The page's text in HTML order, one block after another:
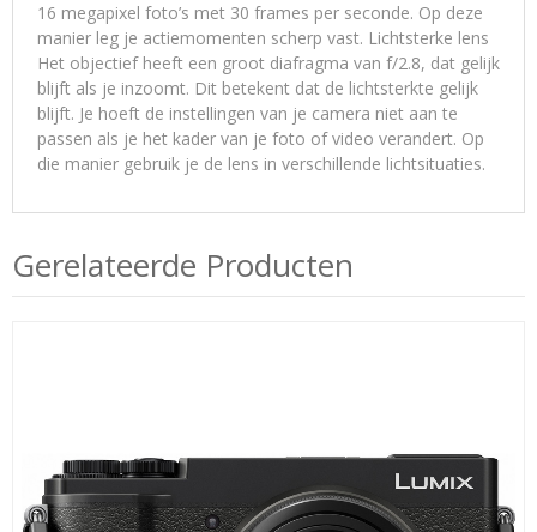
16 megapixel foto’s met 30 frames per seconde. Op deze
manier leg je actiemomenten scherp vast. Lichtsterke lens
Het objectief heeft een groot diafragma van f/2.8, dat gelijk
blijft als je inzoomt. Dit betekent dat de lichtsterkte gelijk
blijft. Je hoeft de instellingen van je camera niet aan te
passen als je het kader van je foto of video verandert. Op
die manier gebruik je de lens in verschillende lichtsituaties.
Gerelateerde Producten